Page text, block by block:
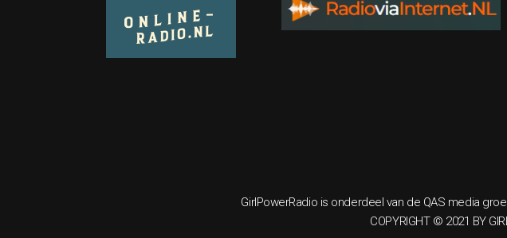
GirlPowerRadio is onderdeel van de QAS media
COPYRIGHT © 2021 BY